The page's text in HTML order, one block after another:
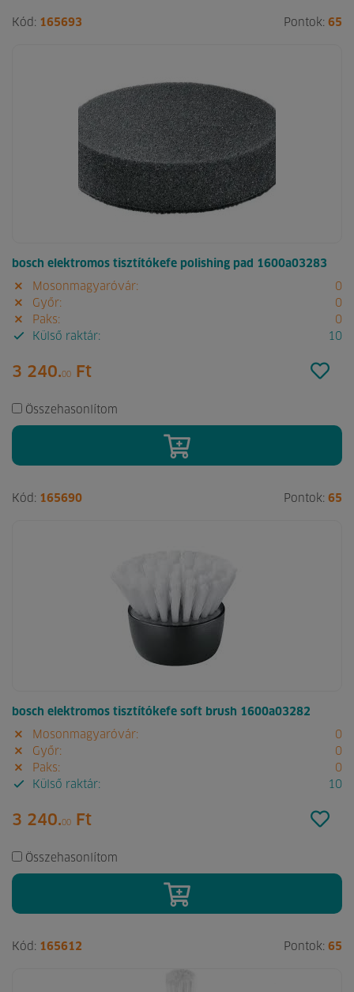
Kód: 165693 Pontok: 65
bosch elektromos tisztítókefe polishing pad 1600a03283
Mosonmagyaróvár:
0
Győr:
0
Paks:
0
Külső raktár:
10
3 240.00 Ft
Összehasonlítom
Kód: 165690 Pontok: 65
bosch elektromos tisztítókefe soft brush 1600a03282
Mosonmagyaróvár:
0
Győr:
0
Paks:
0
Külső raktár:
10
3 240.00 Ft
Összehasonlítom
Kód: 165612 Pontok: 65